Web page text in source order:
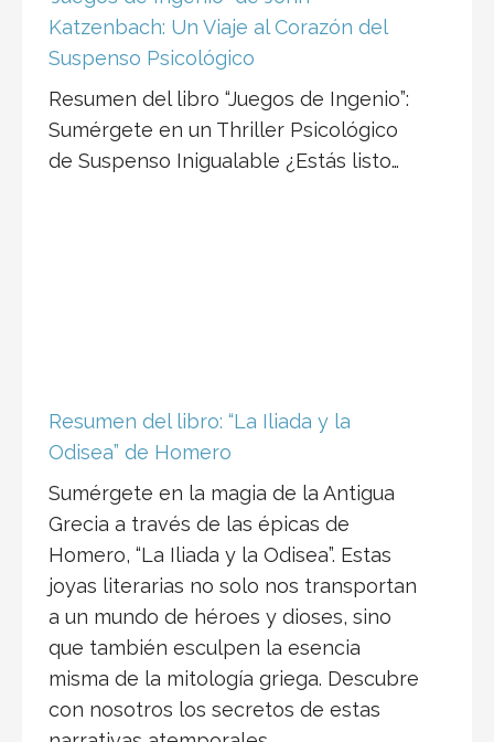
Resumen del libro: “La Iliada y la
Odisea” de Homero
Grecia a través de las épicas de
Homero, “La Iliada y la Odisea”. Estas
joyas literarias no solo nos transportan
¡Hola hola! Mira mi lista de las 100
mejores recomendaciones de
libros cuidadosamente curada para
transformar o entretener tu vida.
Haz clic en el enlace y descubre
los mejores libros que te
cambiarán la vida. ¡No te lo
pierdas!
ver más